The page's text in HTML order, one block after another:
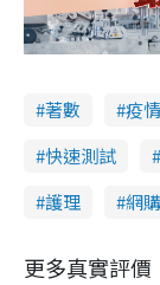
著數 疫情
快速測試
護理
網
更多真實評價